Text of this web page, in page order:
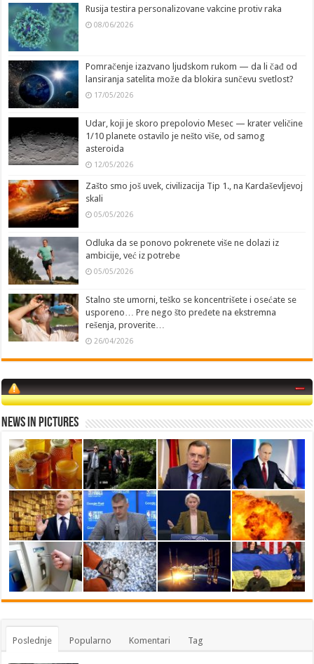
Rusija testira personalizovane vakcine protiv raka
08/06/2026
Pomračenje izazvano ljudskom rukom — da li čađ od
lansiranja satelita može da blokira sunčevu svetlost?
17/05/2026
Udar, koji je skoro prepolovio Mesec — krater veličine
1/10 planete ostavilo je nešto više, od samog
asteroida
12/05/2026
Zašto smo još uvek, civilizacija Tip 1., na Kardaševljevoj
skali
05/05/2026
Odluka da se ponovo pokrenete više ne dolazi iz
ambicije, već iz potrebe
05/05/2026
Stalno ste umorni, teško se koncentrišete i osećate se
usporeno… Pre nego što pređete na ekstremna
rešenja, proverite…
26/04/2026
News in Pictures
Poslednje Popularno Komentari Tag